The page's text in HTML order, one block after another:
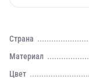
Страна
Материал
Цвет